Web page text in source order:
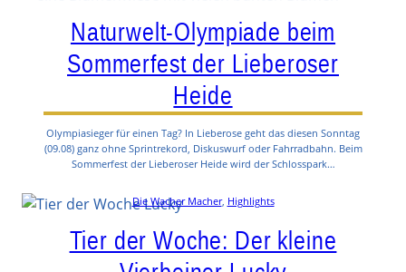
Naturwelt-Olympiade beim
Sommerfest der Lieberoser
Heide
Olympiasieger für einen Tag? In Lieberose geht das diesen Sonntag
(09.08) ganz ohne Sprintrekord, Diskuswurf oder Fahrradbahn. Beim
Sommerfest der Lieberoser Heide wird der Schlosspark…
Die Wacher Macher, Highlights
Tier der Woche: Der kleine